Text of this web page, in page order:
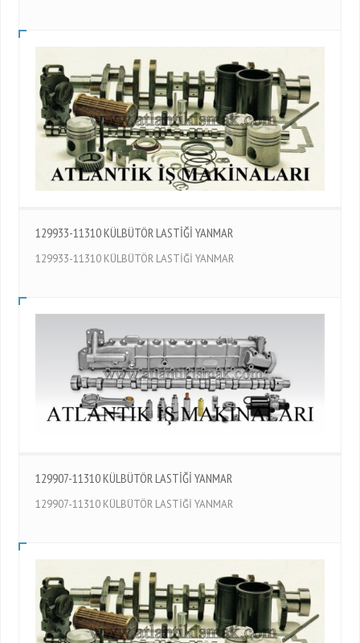
129933-11310 KÜLBÜTÖR LASTİĞİ YANMAR
129933-11310 KÜLBÜTÖR LASTİĞİ YANMAR
129907-11310 KÜLBÜTÖR LASTİĞİ YANMAR
129907-11310 KÜLBÜTÖR LASTİĞİ YANMAR